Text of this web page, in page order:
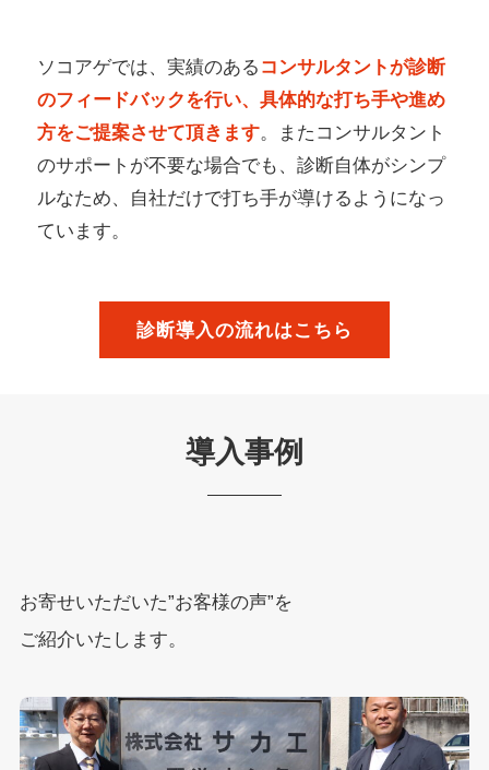
ソコアゲでは、実績のある コンサルタントが診断
のフィードバックを行い、具体的な打ち手や進め
方をご提案させて頂きます。またコンサルタント
のサポートが不要な場合でも、診断自体がシンプ
ルなため、自社だけで打ち手が導けるようになっ
ています。
診断導入の流れはこちら
導入事例
お寄せいただいた”お客様の声”を
ご紹介いたします。